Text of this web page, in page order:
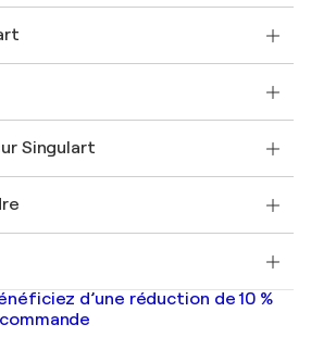
commercial
d'art original
qu'Artiste
Singulart
d’une réduction de 10 %